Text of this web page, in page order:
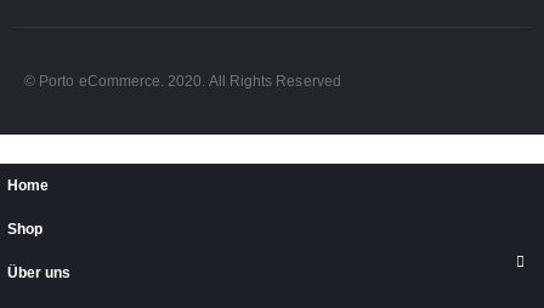
© Porto eCommerce. 2020. All Rights Reserved
Home
Shop
Über uns